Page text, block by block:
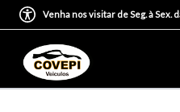
Venha nos visitar de Seg. à Sex.